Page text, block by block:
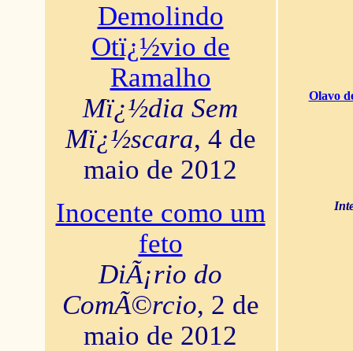
Demolindo
Otï¿½vio de
Ramalho
Mï¿½dia Sem
Mï¿½scara, 4 de
maio de 2012
Inocente como um
feto
DiÃ¡rio do
ComÃ©rcio, 2 de
maio de 2012
Olavo